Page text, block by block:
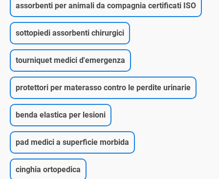
assorbenti per animali da compagnia certificati ISO
sottopiedi assorbenti chirurgici
tourniquet medici d'emergenza
protettori per materasso contro le perdite urinarie
benda elastica per lesioni
pad medici a superficie morbida
cinghia ortopedica